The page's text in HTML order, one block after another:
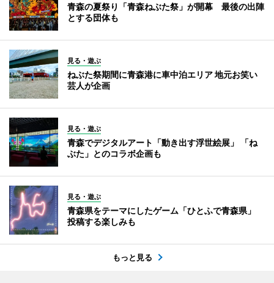
青森の夏祭り「青森ねぶた祭」が開幕 最後の出陣
とする団体も
見る・遊ぶ
ねぶた祭期間に青森港に車中泊エリア 地元お笑い
芸人が企画
見る・遊ぶ
青森でデジタルアート「動き出す浮世絵展」 「ね
ぶた」とのコラボ企画も
見る・遊ぶ
青森県をテーマにしたゲーム「ひとふで青森県」
投稿する楽しみも
もっと見る